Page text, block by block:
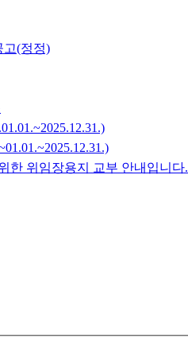
고(정정)
한 위임장용지 교부 안내입니다.